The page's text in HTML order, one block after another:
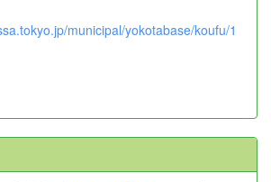
municipal/yokotabase/koufu/1